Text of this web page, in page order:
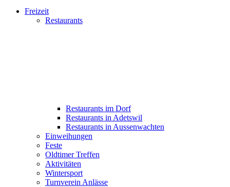
Freizeit
Restaurants
Restaurants im Dorf
Restaurants in Adetswil
Restaurants in Aussenwachten
Einweihungen
Feste
Oldtimer Treffen
Aktivitäten
Wintersport
Turnverein Anlässe